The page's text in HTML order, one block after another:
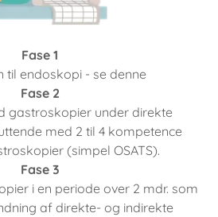
Fase 1
til endoskopi - se denne
Fase 2
gastroskopier under direkte
med 2 til 4 kompetence
(simpel OSATS).
Fase 3
i en periode over 2 mdr. som
af direkte- og indirekte